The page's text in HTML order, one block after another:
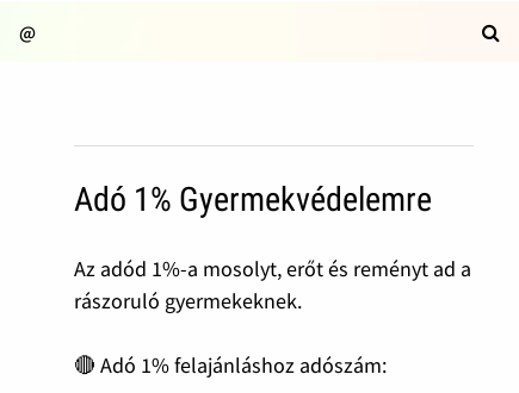
@
Adó 1% Gyermekvédelemre
Az adód 1%-a mosolyt, erőt és reményt ad a
rászoruló gyermekeknek.
🔴 Adó 1% felajánláshoz adószám: